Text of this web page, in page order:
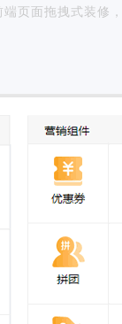
端页面拖拽式装修